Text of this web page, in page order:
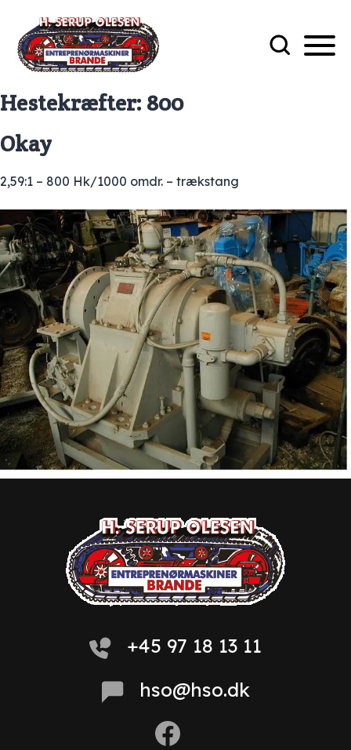
Hestekræfter: 800
Okay
2,59:1 – 800 Hk/1000 omdr. – trækstang
+45 97 18 13 11
hso@hso.dk